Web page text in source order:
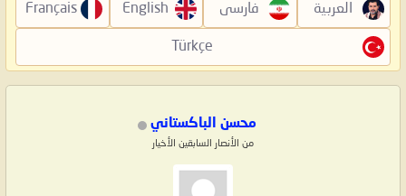
العربية فارسی English
Français
Türkçe
محسن الباكستاني
من الأنصار السابقين الأخيار